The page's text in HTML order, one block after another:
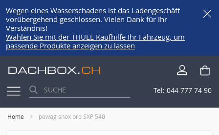
Wegen eines Wasserschadens ist das Ladengeschäft
vorübergehend geschlossen. Vielen Dank für Ihr
Verständnis!
Wählen Sie mit der THULE Kaufhilfe Ihr Fahrzeug, um
passende Produkte anzeigen zu lassen
zum
Tel: 044 777 74 90
Home pewag snox pro SXP 540